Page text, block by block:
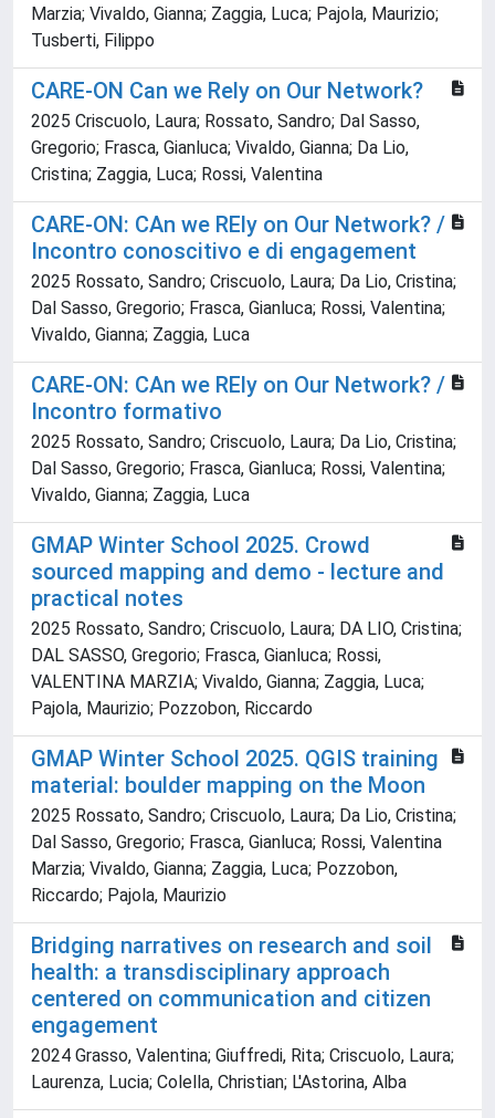
Marzia; Vivaldo, Gianna; Zaggia, Luca; Pajola, Maurizio;
Tusberti, Filippo
CARE-ON Can we Rely on Our Network?
2025 Criscuolo, Laura; Rossato, Sandro; Dal Sasso,
Gregorio; Frasca, Gianluca; Vivaldo, Gianna; Da Lio,
Cristina; Zaggia, Luca; Rossi, Valentina
CARE-ON: CAn we REly on Our Network? /
Incontro conoscitivo e di engagement
2025 Rossato, Sandro; Criscuolo, Laura; Da Lio, Cristina;
Dal Sasso, Gregorio; Frasca, Gianluca; Rossi, Valentina;
Vivaldo, Gianna; Zaggia, Luca
CARE-ON: CAn we REly on Our Network? /
Incontro formativo
2025 Rossato, Sandro; Criscuolo, Laura; Da Lio, Cristina;
Dal Sasso, Gregorio; Frasca, Gianluca; Rossi, Valentina;
Vivaldo, Gianna; Zaggia, Luca
GMAP Winter School 2025. Crowd
sourced mapping and demo - lecture and
practical notes
2025 Rossato, Sandro; Criscuolo, Laura; DA LIO, Cristina;
DAL SASSO, Gregorio; Frasca, Gianluca; Rossi,
VALENTINA MARZIA; Vivaldo, Gianna; Zaggia, Luca;
Pajola, Maurizio; Pozzobon, Riccardo
GMAP Winter School 2025. QGIS training
material: boulder mapping on the Moon
2025 Rossato, Sandro; Criscuolo, Laura; Da Lio, Cristina;
Dal Sasso, Gregorio; Frasca, Gianluca; Rossi, Valentina
Marzia; Vivaldo, Gianna; Zaggia, Luca; Pozzobon,
Riccardo; Pajola, Maurizio
Bridging narratives on research and soil
health: a transdisciplinary approach
centered on communication and citizen
engagement
2024 Grasso, Valentina; Giuffredi, Rita; Criscuolo, Laura;
Laurenza, Lucia; Colella, Christian; L'Astorina, Alba